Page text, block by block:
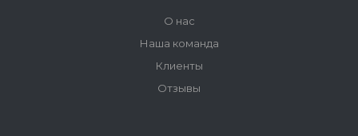
О нас
Наша команда
Клиенты
Отзывы